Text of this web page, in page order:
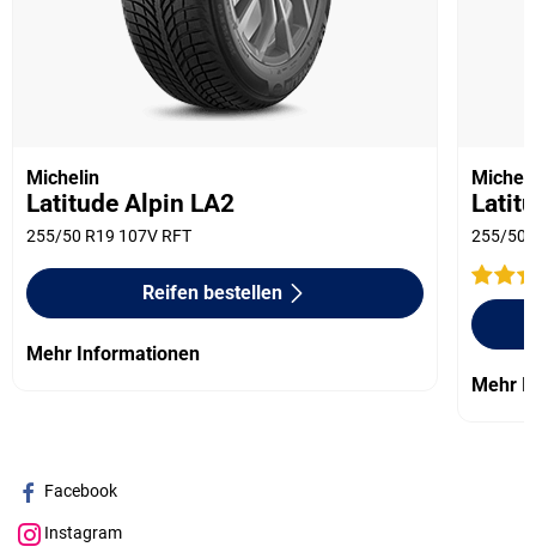
Michelin
Latitude Alpin LA2
255/50 R19 107V RFT
Reifen bestellen
Mehr Informationen
255/50
Mehr
Facebook
Instagram